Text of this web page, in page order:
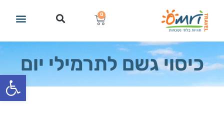
פתח
0
כיסוי גשם לתרמילי יום